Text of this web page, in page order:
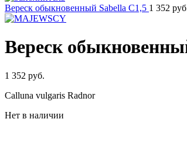
Вереск обыкновенный Sabella C1,5 1 352
Вереск
1 352 руб.
Calluna vulgaris Radnor
Нет в наличии